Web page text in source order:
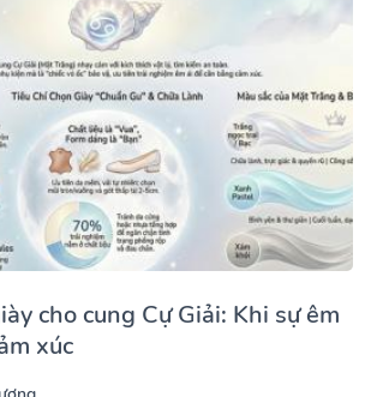
cho cung Cự Giải: Khi sự êm
xúc